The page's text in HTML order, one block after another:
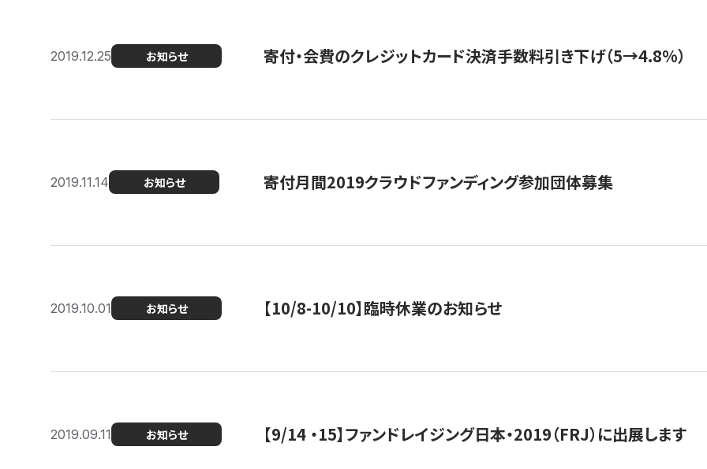
2019.12.25 お知らせ 寄付・会費のクレジットカード決済手数料引き下げ（5→4.8%）
2019.11.14 お知らせ 寄付月間2019クラウドファンディング参加団体募集
2019.10.01 お知らせ 【10/8-10/10】臨時休業のお知らせ
2019.09.11 お知らせ 【9/14 ・15】ファンドレイジング日本・2019（FRJ）に出展します